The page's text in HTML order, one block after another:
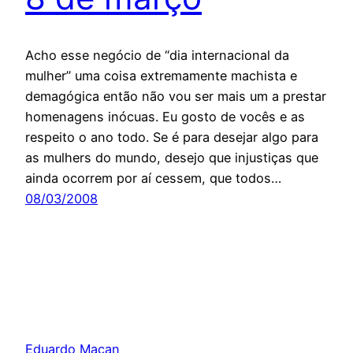
Acho esse negócio de “dia internacional da
mulher” uma coisa extremamente machista e
demagógica então não vou ser mais um a prestar
homenagens inócuas. Eu gosto de vocês e as
respeito o ano todo. Se é para desejar algo para
as mulhers do mundo, desejo que injustiças que
ainda ocorrem por aí cessem, que todos…
08/03/2008
Eduardo Maçan